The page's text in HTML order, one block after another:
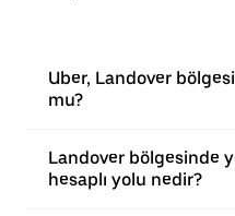
Uber, Landover
mu?
Landover bölgesinde
hesaplı yolu nedir?